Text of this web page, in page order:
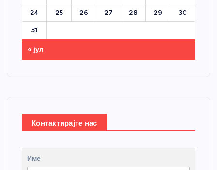
24 25 26 27 28 29 30
31
« јул
Контактирајте нас
Име